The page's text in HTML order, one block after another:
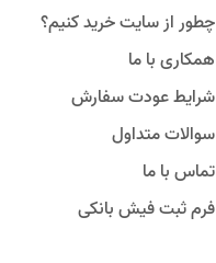
چطور از سایت خرید کنیم؟
همکاری با ما
شرایط عودت سفارش
سوالات متداول
تماس با ما
فرم ثبت فیش بانکی